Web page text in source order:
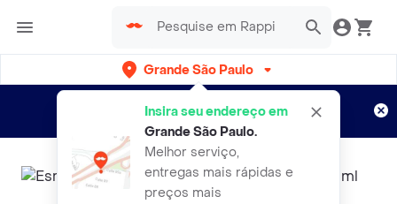
Grande São Paulo
Insira seu endereço em
Grande São Paulo.
Melhor serviço,
entregas mais rápidas e
preços mais
Entregas grátis por 15 dias!
Aplicam T&C